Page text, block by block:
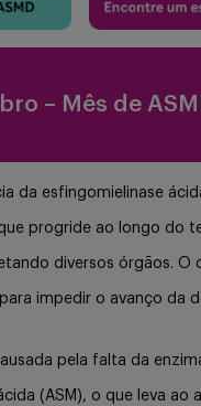
– Mês de
da esfingomielinase
progride ao longo do
diversos órgãos. O
impedir o avanço da
pela falta da
(ASM), o que leva ao